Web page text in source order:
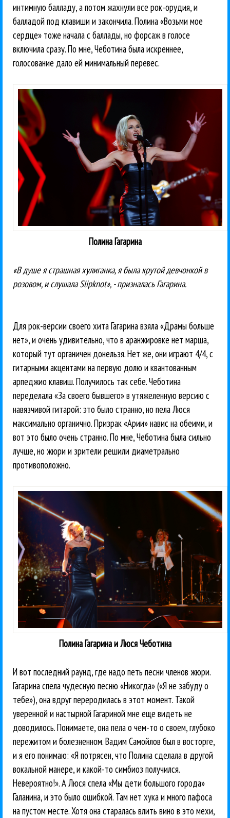
интимную балладу, а потом жахнули все рок-орудия, и
балладой под клавиши и закончила. Полина «Возьми мое
сердце» тоже начала с баллады, но форсаж в голосе
включила сразу. По мне, Чеботина была искреннее,
голосование дало ей минимальный перевес.
Полина Гагарина
«В душе я страшная хулиганка, я была крутой девчонкой в
розовом, и слушала Slipknot», - призналась Гагарина.
Для рок-версии своего хита Гагарина взяла «Драмы больше
нет», и очень удивительно, что в аранжировке нет марша,
который тут органичен донельзя. Нет же, они играют 4/4, с
гитарными акцентами на первую долю и квантованным
арпеджио клавиш. Получилось так себе. Чеботина
переделала «За своего бывшего» в утяжеленную версию с
навязчивой гитарой: это было странно, но пела Люся
максимально органично. Призрак «Арии» навис на обеими, и
вот это было очень странно. По мне, Чеботина была сильно
лучше, но жюри и зрители решили диаметрально
противоположно.
Полина Гагарина и Люся Чеботина
И вот последний раунд, где надо петь песни членов жюри.
Гагарина спела чудесную песню «Никогда» («Я не забуду о
тебе»), она вдруг переродилась в этот момент. Такой
уверенной и настырной Гагариной мне еще видеть не
доводилось. Понимаете, она пела о чем-то о своем, глубоко
пережитом и болезненном. Вадим Самойлов был в восторге,
и я его понимаю: «Я потрясен, что Полина сделала в другой
вокальной манере, и какой-то симбиоз получился.
Невероятно!». А Люся спела «Мы дети большого города»
Галанина, и это было ошибкой. Там нет хука и много пафоса
на пустом месте. Хотя она старалась влить вино в это мехи,